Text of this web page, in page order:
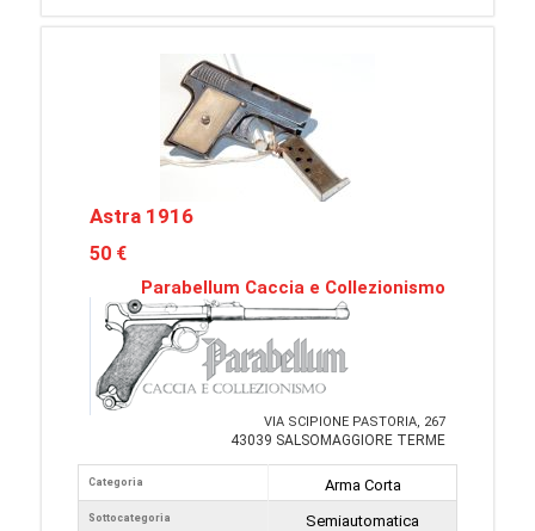
Astra 1916
50 €
Parabellum Caccia e Collezionismo
VIA SCIPIONE PASTORIA, 267
43039 SALSOMAGGIORE TERME
Categoria
Sottocategoria
Arma Corta
Semiautomatica